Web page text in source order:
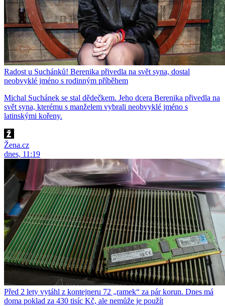
Radost u Suchánků! Berenika přivedla na svět syna, dostal
neobvyklé jméno s rodinným příběhem
Michal Suchánek se stal dědečkem. Jeho dcera Berenika přivedla na
svět syna, kterému s manželem vybrali neobvyklé jméno s
latinskými kořeny.
Žena.cz
dnes, 11:19
Před 2 lety vytáhl z kontejneru 72 „ramek“ za pár korun. Dnes má
doma poklad za 430 tisíc Kč, ale nemůže je použít